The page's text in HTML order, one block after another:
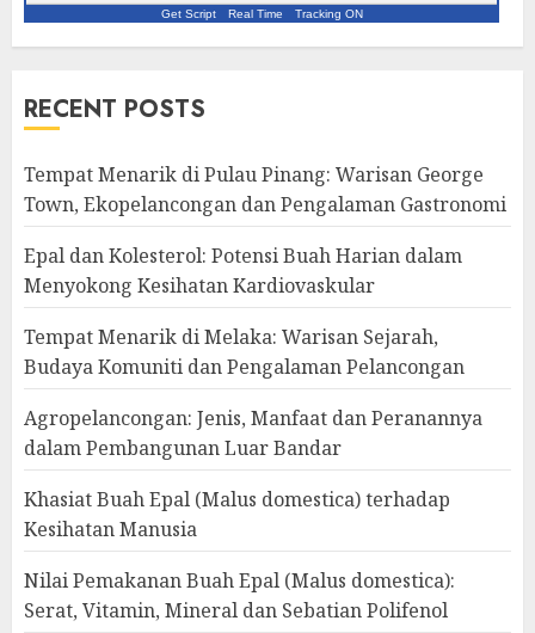
Get Script Real Time Tracking ON
RECENT POSTS
Tempat Menarik di Pulau Pinang: Warisan George
Town, Ekopelancongan dan Pengalaman Gastronomi
Epal dan Kolesterol: Potensi Buah Harian dalam
Menyokong Kesihatan Kardiovaskular
Tempat Menarik di Melaka: Warisan Sejarah,
Budaya Komuniti dan Pengalaman Pelancongan
Agropelancongan: Jenis, Manfaat dan Peranannya
dalam Pembangunan Luar Bandar
Khasiat Buah Epal (Malus domestica) terhadap
Kesihatan Manusia
Nilai Pemakanan Buah Epal (Malus domestica):
Serat, Vitamin, Mineral dan Sebatian Polifenol